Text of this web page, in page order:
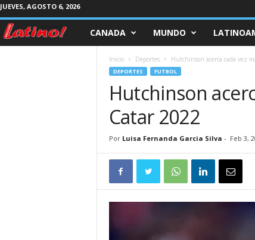
JUEVES, AGOSTO 6, 2026
CANADA MUNDO
Inicio Deportes Hutchinson acerca cada vez
DEPORTES FUTBOL
Hutchinson
Catar 2022
Por Luisa Fernanda Garcia Silva - Feb 3,